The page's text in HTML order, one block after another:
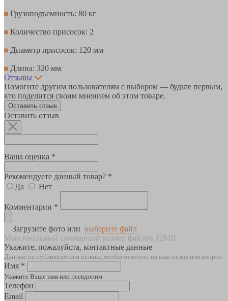
Грузоподъемность: 80 кг
Количество присосок: 2
Диаметр присосок: 120 мм
Длина: 320 мм
Отзывы
Помогите другим пользователям с выбором — будьте первым,
кто поделится своим мнением об этом товаре.
Оставить отзыв
Оставить отзыв
Ваша оценка *
Рекомендуете данный товар? *
Да
Нет
Комментарии *
Загрузите фото или выберите файл
Максимальный суммарный размер файлов 12MB
Укажите, пожалуйста, контактные данные
Данные не публикуются и нужны, чтобы ответить на ваш отзыв или вопрос
Имя *
Укажите Ваше имя или псевдоним
Телефон
Email